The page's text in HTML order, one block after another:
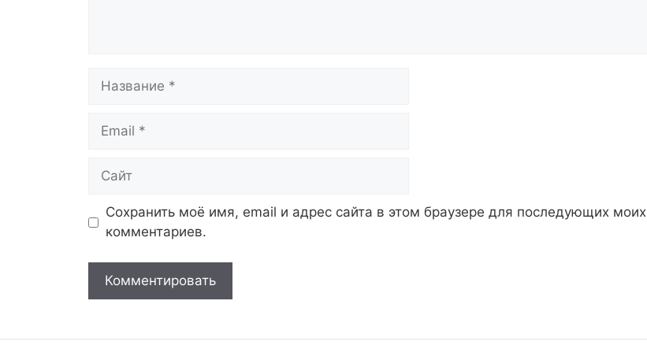
Название
Email
Сайт
Сохранить моё имя, email и адрес сайта в этом браузере для последующих моих
комментариев.